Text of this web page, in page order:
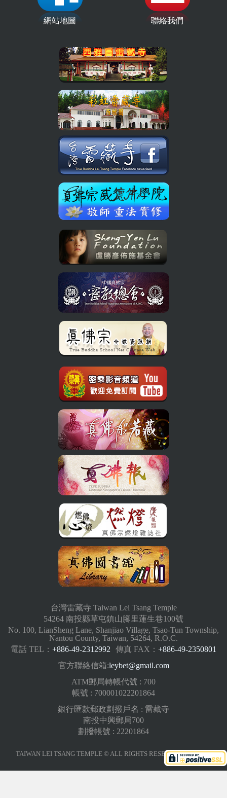
網站地圖 聯絡我們
台灣雷藏寺 Taiwan Lei Tsang Temple
54264 南投縣草屯鎮山腳里蓮生巷100號
No. 100, LianSheng Lane, Shanjiao Village, Tsao-Tun Township,
Nantou County, Taiwan, 54264, R.O.C.
電話 TEL： +886-49-2312992 傳真 FAX： +886-49-2350801
官方聯絡信箱:leybet@gmail.com
ATM郵局轉帳代號 : 700
帳號 : 700001022201864
銀行匯款郵政劃撥戶名 : 雷藏寺
南投中興郵局700
劃撥帳號 : 22201864
TAIWAN LEI TSANG TEMPLE © ALL RIGHTS RESERVED.版權聲明